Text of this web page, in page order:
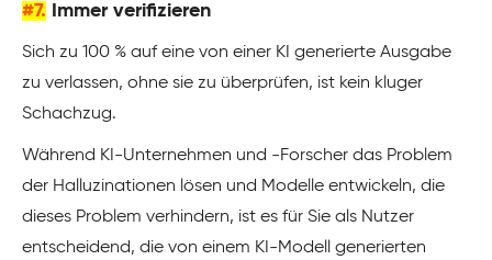
#7. Immer verifizieren
Sich zu 100 % auf eine von einer KI generierte Ausgabe
zu verlassen, ohne sie zu überprüfen, ist kein kluger
Schachzug.
Während KI-Unternehmen und -Forscher das Problem
der Halluzinationen lösen und Modelle entwickeln, die
dieses Problem verhindern, ist es für Sie als Nutzer
entscheidend, die von einem KI-Modell generierten